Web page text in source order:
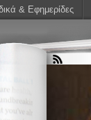
& Εφημερίδες